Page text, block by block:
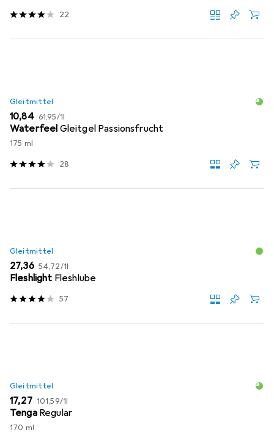
22
Gleitmittel
EUR
10,84 EUR
61,95/1l
Waterfeel Gleitgel Passionsfrucht
175 ml
28
Gleitmittel
EUR
27,36 EUR
54,72/1l
Fleshlight Fleshlube
57
Gleitmittel
EUR
17,27 EUR
101,59/1l
Tenga Regular
170 ml